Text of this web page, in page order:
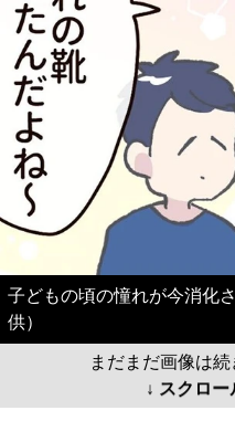
子どもの頃の憧れが今消化
供）
まだまだ画像は続
↓ スクロー